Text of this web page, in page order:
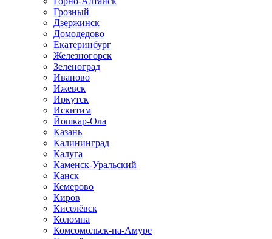
Грозный
Дзержинск
Домодедово
Екатеринбург
Железногорск
Зеленоград
Иваново
Ижевск
Иркутск
Искитим
Йошкар-Ола
Казань
Калининград
Калуга
Каменск-Уральский
Канск
Кемерово
Киров
Киселёвск
Коломна
Комсомольск-на-Амуре